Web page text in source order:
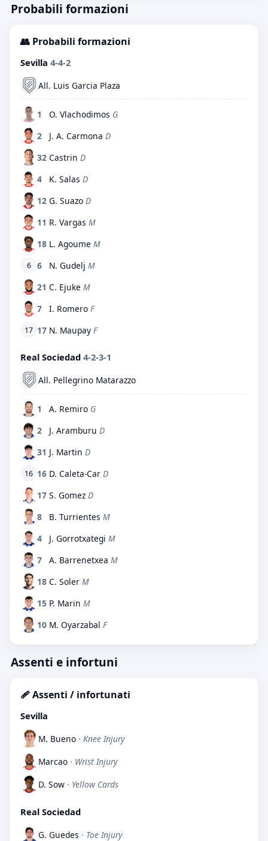
Probabili formazioni
👥 Probabili formazioni
Sevilla 4-4-2
All. Luis Garcia Plaza
1 O. Vlachodimos G
2
J. A. Carmona D
32 Castrin D
4
K. Salas D
12 G. Suazo D
11 R. Vargas M
18 L. Agoume M
6 6 N. Gudelj M
21 C. Ejuke M
7
I. Romero F
17 17 N. Maupay F
Real Sociedad 4-2-3-1
All. Pellegrino Matarazzo
1 A. Remiro G
2
J. Aramburu D
31 J. Martin D
16 16 D. Caleta-Car D
17 S. Gomez D
8
B. Turrientes M
4
J. Gorrotxategi M
7
A. Barrenetxea M
18 C. Soler M
15 P. Marin M
10 M. Oyarzabal F
Assenti e infortuni
🩹 Assenti / infortunati
Sevilla
M. Bueno · Knee Injury
Marcao · Wrist Injury
D. Sow · Yellow Cards
Real Sociedad
G. Guedes · Toe Injury